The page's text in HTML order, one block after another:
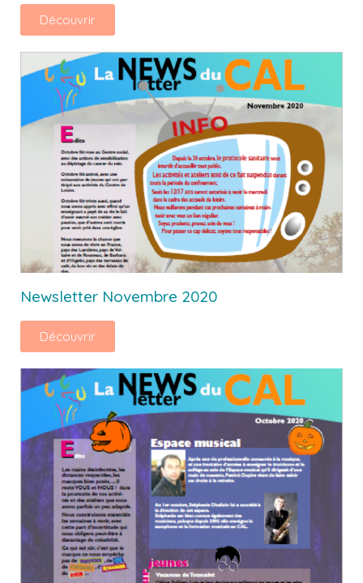
Découvrir
Newsletter Novembre 2020
Découvrir